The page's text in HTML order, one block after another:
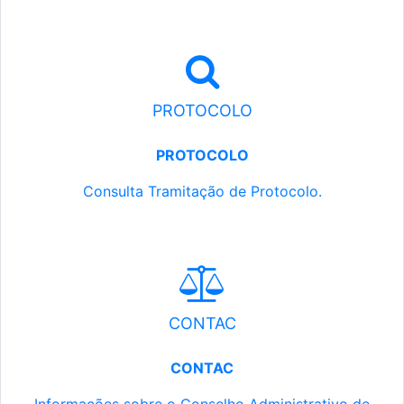
PROTOCOLO
PROTOCOLO
Consulta Tramitação de Protocolo.
CONTAC
CONTAC